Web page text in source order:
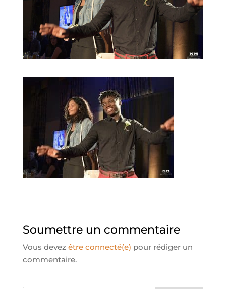
Soumettre un commentaire
Vous devez être connecté(e) pour rédiger un
commentaire.